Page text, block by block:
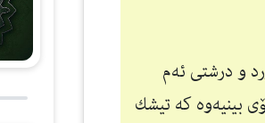
و درشتی ئەم
بینیەوە كە تیشك